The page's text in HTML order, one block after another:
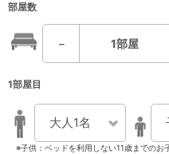
部屋数
－ 1部屋
1部屋目
大人1名
※子供：ベッドを利用しない11歳までのお